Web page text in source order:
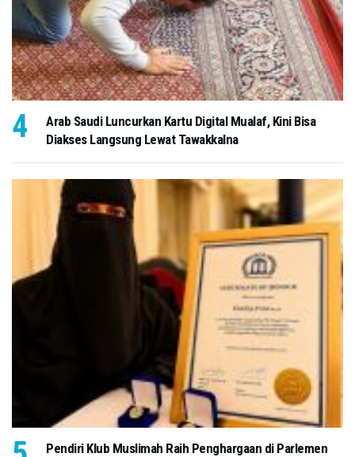
Arab Saudi Luncurkan Kartu Digital Mualaf, Kini Bisa
Diakses Langsung Lewat Tawakkalna
Pendiri Klub Muslimah Raih Penghargaan di Parlemen